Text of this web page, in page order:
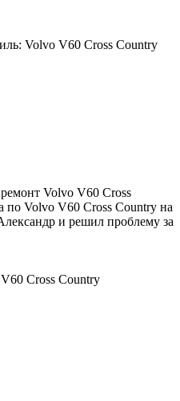
Volvo V60 Cross Country
ремонт Volvo V60 Cross
по Volvo V60 Cross Country на
и решил проблему за
Cross Country